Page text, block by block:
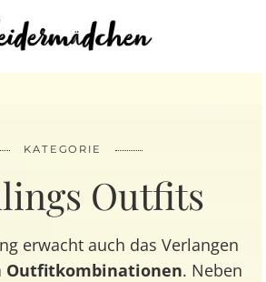
KATEGORIE
Outfits
erwacht auch das Verlangen
Outfitkombinationen. Neben